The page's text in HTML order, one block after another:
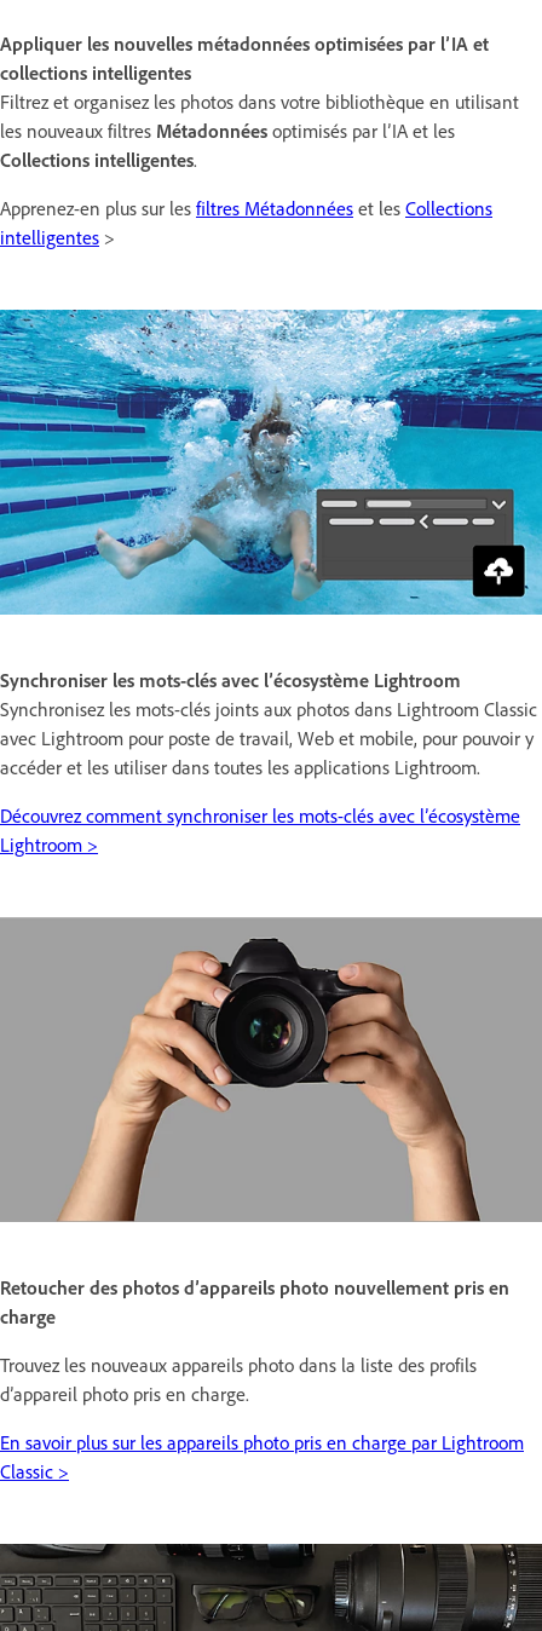
Appliquer les nouvelles métadonnées optimisées par l’IA et
collections intelligentes
Filtrez et organisez les photos dans votre bibliothèque en utilisant
les nouveaux filtres Métadonnées optimisés par l’IA et les
Collections intelligentes.
Apprenez-en plus sur les filtres Métadonnées et les Collections
intelligentes >
Synchroniser les mots-clés avec l’écosystème Lightroom
Synchronisez les mots-clés joints aux photos dans Lightroom Classic
avec Lightroom pour poste de travail, Web et mobile, pour pouvoir y
accéder et les utiliser dans toutes les applications Lightroom.
Découvrez comment synchroniser les mots-clés avec l’écosystème
Lightroom >
Retoucher des photos d’appareils photo nouvellement pris en
charge
Trouvez les nouveaux appareils photo dans la liste des profils
d’appareil photo pris en charge.
En savoir plus sur les appareils photo pris en charge par Lightroom
Classic >